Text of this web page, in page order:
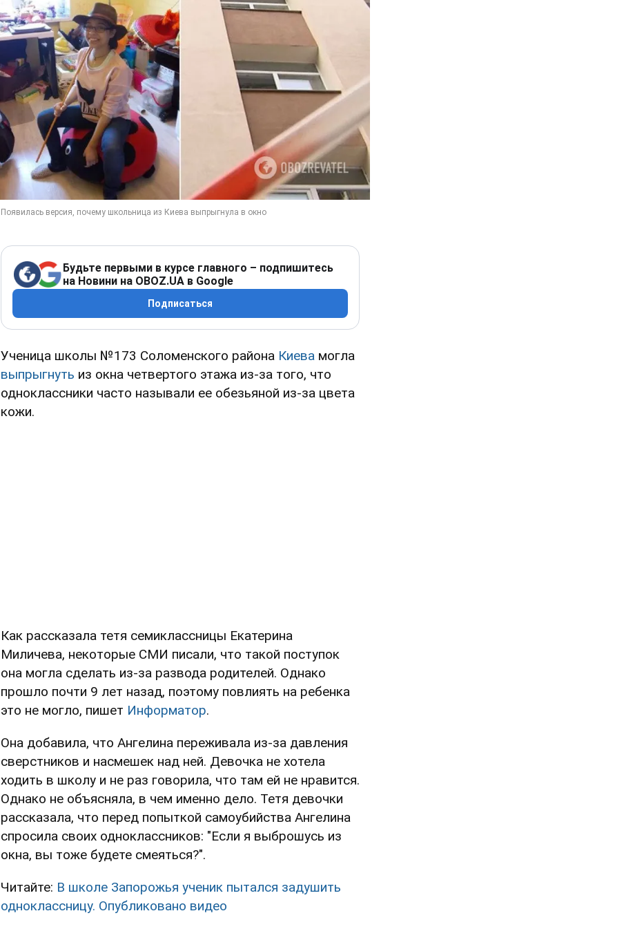
Будьте первыми в курсе главного – подпишитесь
на Новини на OBOZ.UA в Google
Подписаться
Ученица школы №173 Соломенского района Киева могла
выпрыгнуть из окна четвертого этажа из-за того, что
одноклассники часто называли ее обезьяной из-за цвета
кожи.
Как рассказала тетя семиклассницы Екатерина
Миличева, некоторые СМИ писали, что такой поступок
она могла сделать из-за развода родителей. Однако
прошло почти 9 лет назад, поэтому повлиять на ребенка
это не могло, пишет Информатор.
Она добавила, что Ангелина переживала из-за давления
сверстников и насмешек над ней. Девочка не хотела
ходить в школу и не раз говорила, что там ей не нравится.
Однако не объясняла, в чем именно дело. Тетя девочки
рассказала, что перед попыткой самоубийства Ангелина
спросила своих одноклассников: "Если я выброшусь из
окна, вы тоже будете смеяться?".
Читайте: В школе Запорожья ученик пытался задушить
одноклассницу. Опубликовано видео